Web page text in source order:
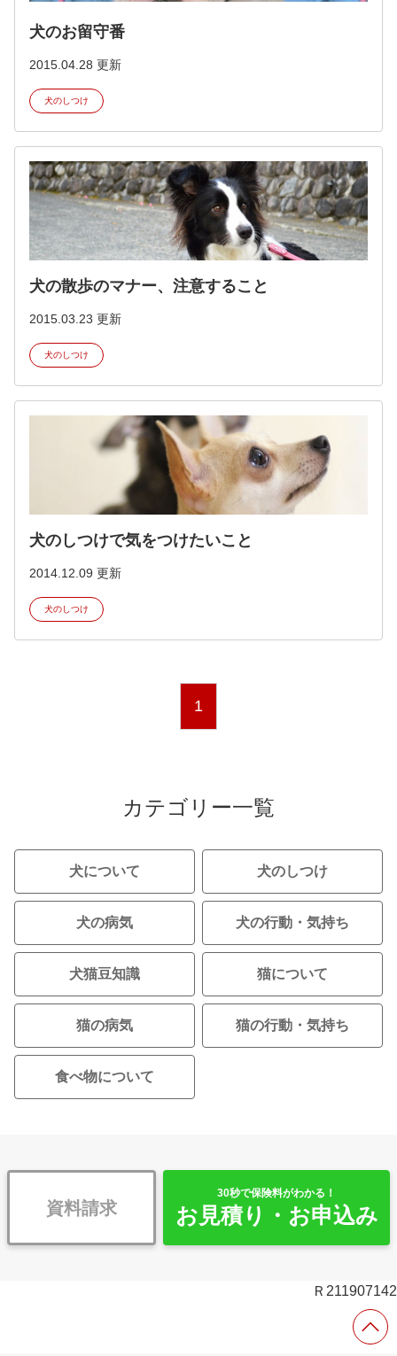
犬のお留守番
2015.04.28 更新
犬のしつけ
犬の散歩のマナー、注意すること
2015.03.23 更新
犬のしつけ
犬のしつけで気をつけたいこと
2014.12.09 更新
犬のしつけ
1
カテゴリー一覧
犬について 犬のしつけ
犬の病気 犬の行動・気持ち
犬猫豆知識 猫について
猫の病気 猫の行動・気持ち
食べ物について
資料請求
30秒で保険料がわかる！
お見積り・お申込み
Ｒ211907142